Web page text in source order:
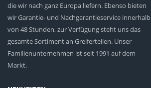
die wir nach ganz Europa liefern. Ebenso bieten
wir Garantie- und Nachgarantieservice innerhalb
von 48 Stunden, zur Verfügung steht uns das
gesamte Sortiment an Greiferteilen. Unser
Familienunternehmen ist seit 1991 auf dem
Markt.